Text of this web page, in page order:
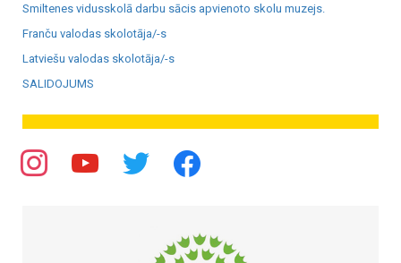
Smiltenes vidusskolā darbu sācis apvienoto skolu muzejs.
Franču valodas skolotāja/-s
Latviešu valodas skolotāja/-s
SALIDOJUMS